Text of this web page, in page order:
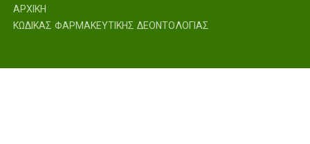
ΑΡΧΙΚΗ
ΚΩΔΙΚΑΣ ΦΑΡΜΑΚΕΥΤΙΚΗΣ ΔΕΟΝΤΟΛΟΓΙΑΣ